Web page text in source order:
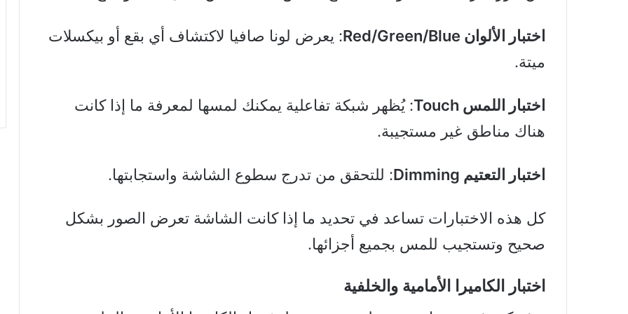
اختبار الألوان Red/Green/Blue
: يعرض لونا صافيا لاكتشاف أي بقع أو بيكسلات
ميتة.
اختبار اللمس Touch
: يُظهر شبكة تفاعلية يمكنك لمسها لمعرفة ما إذا كانت
هناك مناطق غير مستجيبة.
اختبار التعتيم Dimming : للتحقق من تدرج سطوع الشاشة واستجابتها.
كل هذه الاختبارات تساعد في تحديد ما إذا كانت الشاشة تعرض الصور بشكل
صحيح وتستجيب للمس بجميع أجزائها.
اختبار الكاميرا الأمامية والخلفية